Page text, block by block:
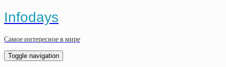
Infodays
Самое интересное в мире
Toggle navigation